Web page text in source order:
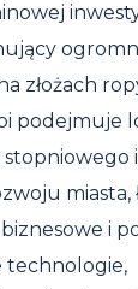
złożach
podejmuje
i
miasta,
i
technologie,